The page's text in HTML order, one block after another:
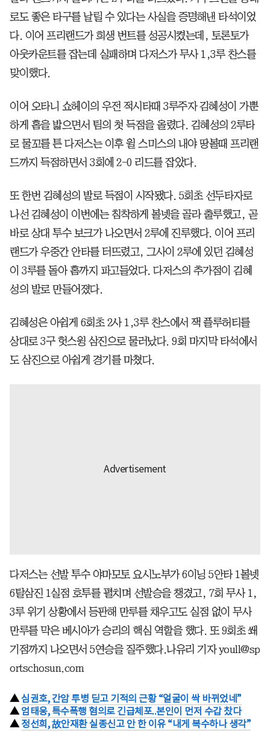
로도 좋은 타구를 날릴 수 있다는 사실을 증명해낸 타석이었
다. 이어 프리랜드가 희생 번트를 성공시켰는데, 토론토가
아웃카운트를 잡는데 실패하며 다저스가 무사 1,3루 찬스를
맞이했다.
이어 오타니 쇼헤이의 우전 적시타때 3루주자 김혜성이 가뿐
하게 홈을 밟으면서 팀의 첫 득점을 올렸다. 김혜성의 2루타
로 물꼬를 튼 다저스는 이후 윌 스미스의 내야 땅볼때 프리랜
드까지 득점하면서 3회에 2-0 리드를 잡았다.
또 한번 김혜성의 발로 득점이 시작됐다. 5회초 선두타자로
나선 김혜성이 이번에는 침착하게 볼넷을 골라 출루했고, 곧
바로 상대 투수 보크가 나오면서 2루에 진루했다. 이어 프리
랜드가 우중간 안타를 터뜨렸고, 그사이 2루에 있던 김혜성
이 3루를 돌아 홈까지 파고들었다. 다저스의 추가점이 김혜
성의 발로 만들어졌다.
김혜성은 아쉽게 6회초 2사 1,3루 찬스에서 잭 플루허티를
상대로 3구 헛스윙 삼진으로 물러났다. 9회 마지막 타석에서
도 삼진으로 아쉽게 경기를 마쳤다.
다저스는 선발 투수 야마모토 요시노부가 6이닝 5안타 1볼넷
6탈삼진 1실점 호투를 펼치며 선발승을 챙겼고, 7회 무사 1,
3루 위기 상황에서 등판해 만루를 채우고도 실점 없이 무사
만루를 막은 베시아가 승리의 핵심 역할을 했다. 또 9회초 쐐
기점까지 나오면서 5연승을 질주했다.나유리 기자 youll@sp
ortschosun.com
▲심권호, 간암 투병 딛고 기적의 근황 “얼굴이 싹 바뀌었네”
▲ 엄태웅, 특수폭행 혐의로 긴급체포..본인이 먼저 수갑 찼다
▲ 정선희, 故안재환 실종신고 안 한 이유 “내게 복수하나 생각”